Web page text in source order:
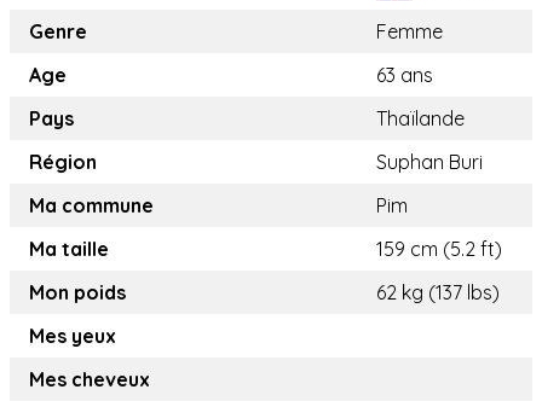
Genre
Femme
Age
63 ans
Pays
Thaïlande
Région
Suphan Buri
Ma commune
Pim
Ma taille
159 cm (5.2 ft)
Mon poids
62 kg (137 lbs)
Mes yeux
Mes cheveux